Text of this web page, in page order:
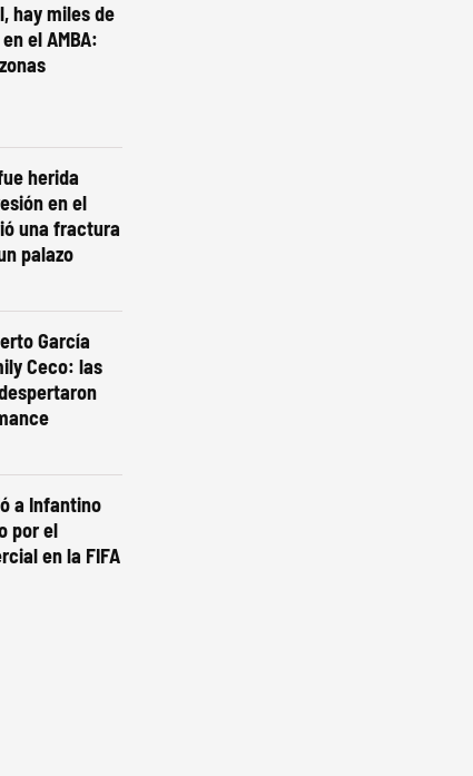
hay miles de
el AMBA:
herida
en el
una fractura
palazo
García
Ceco: las
a Infantino
por el
en la FIFA